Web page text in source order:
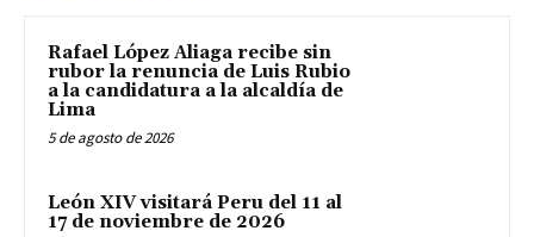
Rafael López Aliaga recibe sin
rubor la renuncia de Luis Rubio
a la candidatura a la alcaldía de
Lima
5 de agosto de 2026
León XIV visitará Peru del 11 al
17 de noviembre de 2026